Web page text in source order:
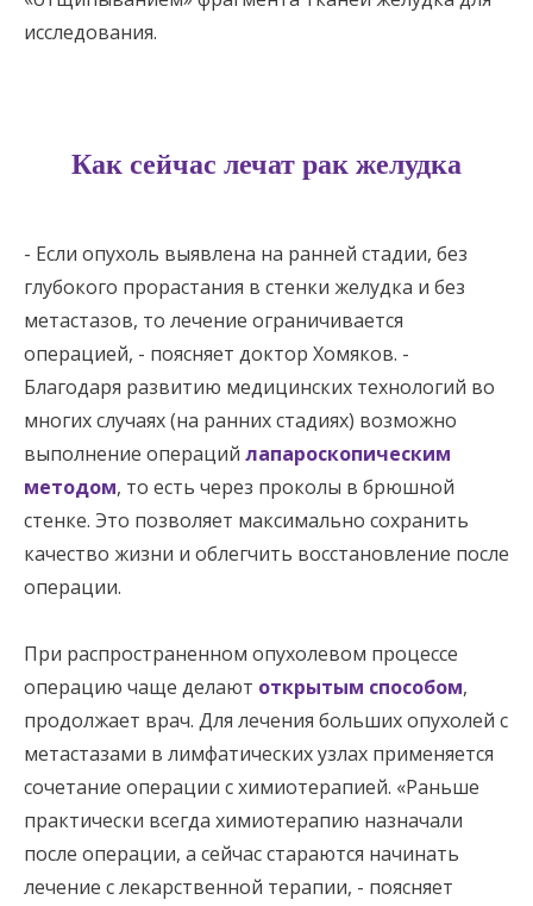
исследования.
Как сейчас лечат рак желудка
- Если опухоль выявлена на ранней стадии, без
глубокого прорастания в стенки желудка и без
метастазов, то лечение ограничивается
операцией, - поясняет доктор Хомяков. -
Благодаря развитию медицинских технологий во
многих случаях (на ранних стадиях) возможно
выполнение операций лапароскопическим
методом, то есть через проколы в брюшной
стенке. Это позволяет максимально сохранить
качество жизни и облегчить восстановление после
операции.
При распространенном опухолевом процессе
операцию чаще делают открытым способом,
продолжает врач. Для лечения больших опухолей с
метастазами в лимфатических узлах применяется
сочетание операции с химиотерапией. «Раньше
практически всегда химиотерапию назначали
после операции, а сейчас стараются начинать
лечение с лекарственной терапии, - поясняет